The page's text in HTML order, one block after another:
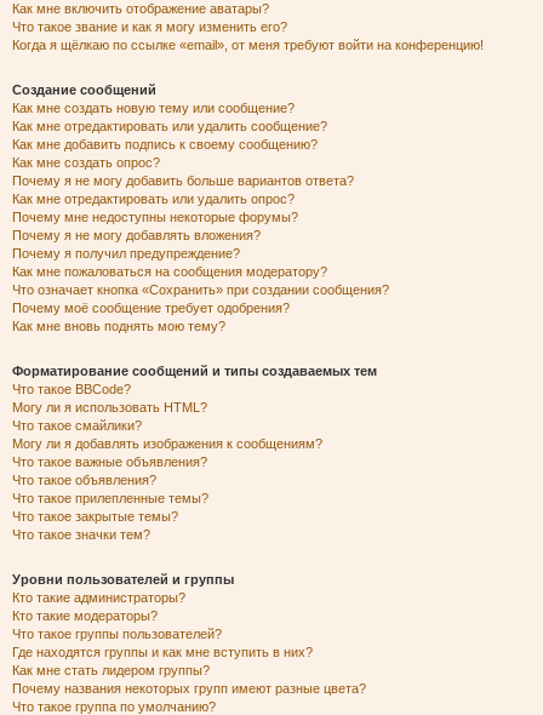
Как мне включить отображение аватары?
Что такое звание и как я могу изменить его?
Когда я щёлкаю по ссылке «email», от меня требуют войти на конференцию!
Создание сообщений
Как мне создать новую тему или сообщение?
Как мне отредактировать или удалить сообщение?
Как мне добавить подпись к своему сообщению?
Как мне создать опрос?
Почему я не могу добавить больше вариантов ответа?
Как мне отредактировать или удалить опрос?
Почему мне недоступны некоторые форумы?
Почему я не могу добавлять вложения?
Почему я получил предупреждение?
Как мне пожаловаться на сообщения модератору?
Что означает кнопка «Сохранить» при создании сообщения?
Почему моё сообщение требует одобрения?
Как мне вновь поднять мою тему?
Форматирование сообщений и типы создаваемых тем
Что такое BBCode?
Могу ли я использовать HTML?
Что такое смайлики?
Могу ли я добавлять изображения к сообщениям?
Что такое важные объявления?
Что такое объявления?
Что такое прилепленные темы?
Что такое закрытые темы?
Что такое значки тем?
Уровни пользователей и группы
Кто такие администраторы?
Кто такие модераторы?
Что такое группы пользователей?
Где находятся группы и как мне вступить в них?
Как мне стать лидером группы?
Почему названия некоторых групп имеют разные цвета?
Что такое группа по умолчанию?